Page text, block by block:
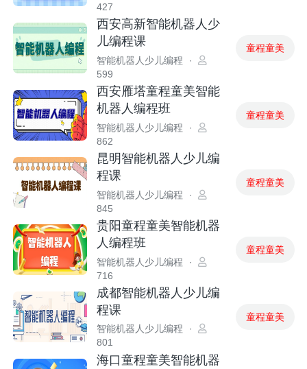
427
西安高新智能机器人少
儿编程课
智能机器人少儿编程
·
599
童程童美
西安雁塔童程童美智能
机器人编程班
智能机器人少儿编程
·
862
童程童美
昆明智能机器人少儿编
程课
智能机器人少儿编程
·
845
童程童美
贵阳童程童美智能机器
人编程班
智能机器人少儿编程
·
716
童程童美
成都智能机器人少儿编
程课
智能机器人少儿编程
·
801
童程童美
海口童程童美智能机器